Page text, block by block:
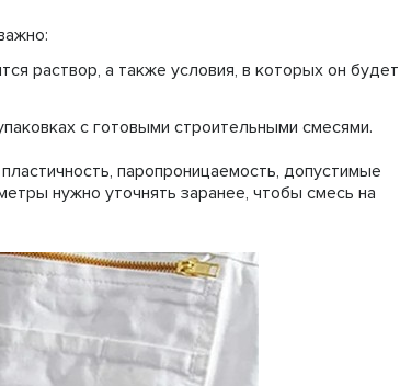
раствор, а также условия, в которых он будет
с готовыми строительными смесями.
паропроницаемость, допустимые
нужно уточнять заранее, чтобы смесь на